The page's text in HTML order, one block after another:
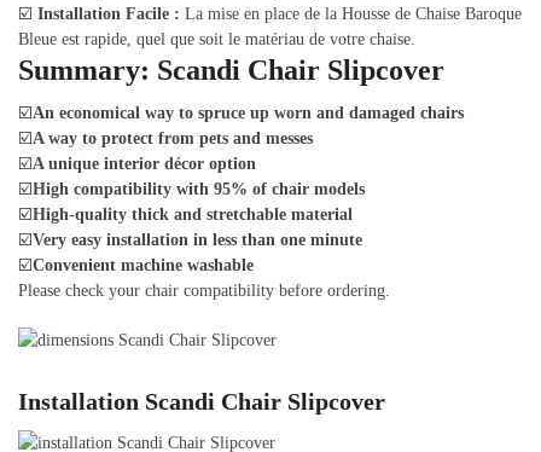
☑️ Installation Facile : La mise en place de la Housse de Chaise Baroque
Bleue est rapide, quel que soit le matériau de votre chaise.
Summary: Scandi Chair Slipcover
☑️An economical way to spruce up worn and damaged chairs
☑️A way to protect from pets and messes
☑️A unique interior décor option
☑️High compatibility with 95% of chair models
☑️High-quality thick and stretchable material
☑️Very easy installation in less than one minute
☑️Convenient machine washable
Please check your chair compatibility before ordering.
Installation Scandi Chair Slipcover